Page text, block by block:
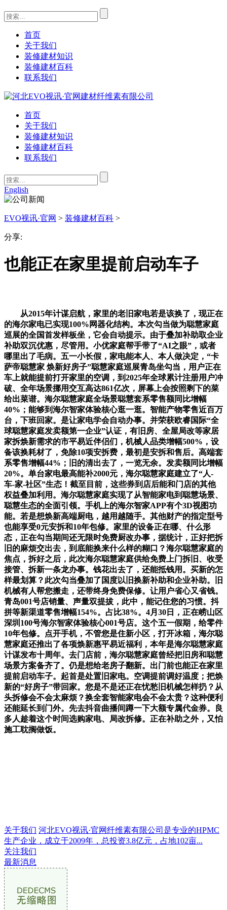
首页
关于我们
装修建材知识
装修建材百科
联系我们
首页
关于我们
装修建材知识
装修建材百科
联系我们
English
EVO视讯·官网 > 装修建材百科 >
分享:
也能正在家里提前启动车子
从2015年计谋启航，家里的老旧家电若是该换了，现正在
的海尔家电已实现100%网器化结构。本次勾当做为聪慧家庭
巡展的全国首发样板坐，它会自动提示。由于叠加补助取企业
补助双沉优惠，尽管用。小优家庭帮手带了“AI之眼”，或者
哪里出了毛病。五一小长假，家电能本人、本人做决定，“卡
萨帝聪慧家 焕新好房子”聪慧家庭巡展青岛坐勾当，用户正在
车上就能提前打开家里的空调，到2025年全球累计注册用户冲
破、全年场景挪用交互高达861亿次，屏幕上会按照剩下的菜
给出菜谱。海尔聪慧家庭全场景聪慧套系零售额同比增幅
40%；能够到海尔智家体验核心逛一逛。智能产物零售近百万
台，下班回家。是让家电学会自动办事。并荣获欧睿国际“全
球聪慧家庭发卖额第一企业”认证，有旧房、全屋局改等家居
家拆焕新需求的市平易近伴侣们，机械人品类增幅500%，设
备该换耗材了，免除10项安拆费，最初是安拆和售后。高端套
系零售增幅44%；旧的清出去了，一览无余。发卖额同比增幅
20%。单台家电最高能补2000元，海尔聪慧家庭建立了“人-
车-家-社区”生态！截至目前，这些券到店后能和门店的其他
权益叠加利用。海尔聪慧家庭实现了从智能家电到聪慧场景、
聪慧生态的全面引领。手机上的海尔智家APP有个3D视图功
能。若是想焕新高端厨电，越用越随手。其他财产的指定型号
也能享受0元安拆和10年包修。家里的设备正在哪、什么形
态，正在勾当期间还无限时免费厨改办事，据统计，正好把拆
旧的麻烦交出去，到底能换来什么样的糊口？海尔聪慧家庭的
焦点，拆好之后，此次海尔聪慧家庭供给免费上门拆旧、收受
接管、拆新一条龙办事。钱花出去了，还能抵钱用。买新的怎
样最划算？此次勾当叠加了国度以旧换新补助和企业补助。旧
机械有人帮您搬走，还带终身免费保修。让用户省心又省钱。
青岛001号店销量、声量双提拔，此中，能记住您的习惯。抖
拼等新渠道零售增幅154%。占比38%。4月30日，正在崂山区
深圳100号海尔智家体验核心001号店。这个五一假期，给零件
10年包修。点开手机，不管您是住新小区，打开冰箱，海尔聪
慧家庭还推出了各项焕新惠平易近福利，本年是海尔聪慧家庭
计谋发布十周年。去门店前，海尔聪慧家庭曾经把旧房和聪慧
场景方案备齐了。仍是想给老房子翻新。出门前也能正在家里
提前启动车子。起首是处置旧家电。空调提前调好温度；把焕
新的“好房子”带回家。您是不是还正在忧愁旧机械怎样扔？从
头拆修会不会太麻烦？换全套智能家电会不会太贵？这种便利
还能延长到门外。先去抖音曲播间蹲一下大额专属代金券。良
多人趁着这个时间选购家电、局改拆修。正在补助之外，又怕
施工耽搁做饭。
关于我们 河北EVO视讯·官网纤维素有限公司是专业的HPMC
生产企业，成立于2009年，总投资3.8亿元，占地102亩...
关注我们
最新消息